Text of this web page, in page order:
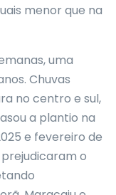
menor que na
uma
Chuvas
no centro e sul,
a plantio na
e fevereiro de
o